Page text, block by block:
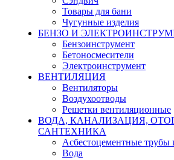
Товары для бани
Чугунные изделия
БЕНЗО И
Бензоинструмент
Бетоносмесители
Электроинструмент
ВЕНТИЛЯЦИЯ
Вентиляторы
Воздухоотводы
Решетки вентиляционные
ВОДА, КАНАЛИЗАЦИЯ,
САНТЕХНИКА
Асбестоцементные
Вода